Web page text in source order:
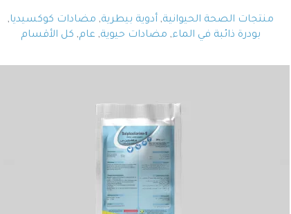
منتجات الصحة الحيوانية, أدوية بيطرية, مضادات كوكسيديا,
بودرة ذائبة في الماء, مضادات حيوية, عام, كل الأقسام